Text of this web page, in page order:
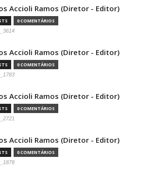
Accioli Ramos (Diretor - Editor)
0 COMENTÁRIOS
Accioli Ramos (Diretor - Editor)
0 COMENTÁRIOS
Accioli Ramos (Diretor - Editor)
0 COMENTÁRIOS
Accioli Ramos (Diretor - Editor)
0 COMENTÁRIOS